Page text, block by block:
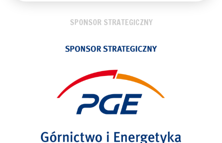
SPONSOR STRATEGICZNY